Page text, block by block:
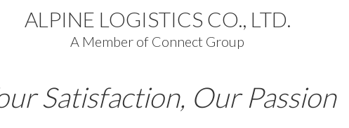
ALPINE LOGISTICS CO., LTD.
A Member of Connect Group
Satisfaction, Our Passion